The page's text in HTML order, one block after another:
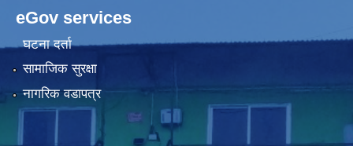
eGov services
घटना दर्ता
सामाजिक सुरक्षा
नागरिक वडापत्र